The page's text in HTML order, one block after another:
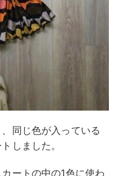
、同じ色が入っている
しました。
ートの中の1色に使わ